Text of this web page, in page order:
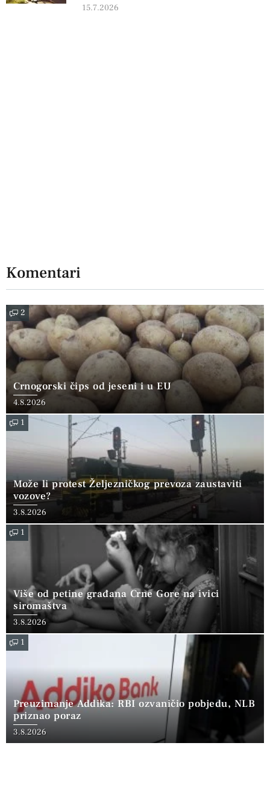
15.7.2026
Komentari
2
Crnogorski čips od jeseni i u EU
4.8.2026
1
Može li protest Željezničkog prevoza zaustaviti
vozove?
3.8.2026
1
Više od petine građana Crne Gore na ivici
siromaštva
3.8.2026
1
Preuzimanje Addika: RBI ozvaničio pobjedu, NLB
priznao poraz
3.8.2026